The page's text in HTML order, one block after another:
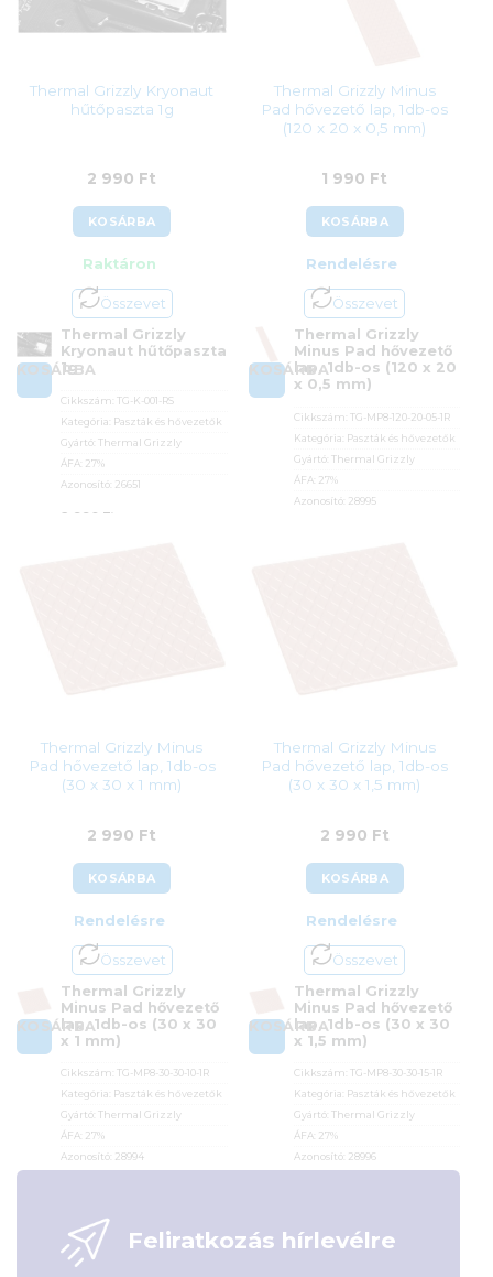
Thermal Grizzly Kryonaut
hűtőpaszta 1g
2 990 Ft
KOSÁRBA
Raktáron
Összevet
KOSÁRBA
Thermal Grizzly
Kryonaut hűtőpaszta
1g
Cikkszám:TG-K-001-RS
Kategória: Paszták és hővezetők
Gyártó:Thermal Grizzly
ÁFA: 27%
Azonosító: 26651
2 990 Ft
Thermal Grizzly Minus
Pad hővezető lap, 1db-os
(120 x 20 x 0,5 mm)
1 990 Ft
KOSÁRBA
Rendelésre
Összevet
KOSÁRBA
Thermal Grizzly
Minus Pad hővezető
lap, 1db-os (120 x 20
x 0,5 mm)
Cikkszám: TG-MP8-120-20-05-1R
Kategória: Paszták és hővezetők
Gyártó: Thermal Grizzly
ÁFA: 27%
Azonosító: 28995
Thermal Grizzly Minus
Pad hővezető lap, 1db-os
(30 x 30 x 1 mm)
2 990 Ft
KOSÁRBA
Rendelésre
Összevet
KOSÁRBA
Thermal Grizzly
Minus Pad hővezető
lap, 1db-os (30 x 30
x 1 mm)
Cikkszám:TG-MP8-30-30-10-1R
Kategória: Paszták és hővezetők
Gyártó:Thermal Grizzly
ÁFA: 27%
Azonosító: 28994
Thermal Grizzly Minus
Pad hővezető lap, 1db-os
(30 x 30 x 1,5 mm)
2 990 Ft
KOSÁRBA
Rendelésre
Összevet
KOSÁRBA
Thermal Grizzly
Minus Pad hővezető
lap, 1db-os (30 x 30
x 1,5 mm)
Cikkszám: TG-MP8-30-30-15-1R
Kategória: Paszták és hővezetők
Gyártó: Thermal Grizzly
ÁFA: 27%
Azonosító: 28996
Feliratkozás hírlevélre